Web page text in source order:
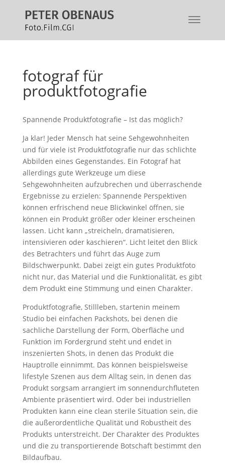
fotograf für
produktfotografie
Spannende Produktfotografie – Ist das möglich?
Ja klar! Jeder Mensch hat seine Sehgewohnheiten
und für viele ist Produktfotografie nur das schlichte
Abbilden eines Gegenstandes. Ein Fotograf hat
allerdings gute Werkzeuge um diese
Sehgewohnheiten aufzubrechen und überraschende
Ergebnisse zu erzielen: Spannende Perspektiven
können erfrischend neue Blickwinkel öffnen, sie
können ein Produkt größer oder kleiner erscheinen
lassen. Licht kann „streicheln, dramatisieren,
intensivieren oder kaschieren“. Licht leitet den Blick
des Betrachters und führt das Auge zum
Bildschwerpunkt. Dabei zeigt ein gutes Produktfoto
nicht nur, das Material und die Funktionalität, es gibt
dem Produkt eine Stimmung und einen Charakter.
Produktfotografie, Stillleben, startenin meinem
Studio bei einfachen Packshots, bei denen die
sachliche Darstellung der Form, Oberfläche und
Funktion im Fordergrund steht und endet in
inszenierten Shots, in denen das Produkt die
Hauptrolle einnimmt. Das können beispielsweise
lifestyle Szenen aus dem Alltag sein, in denen das
Produkt sorgsam arrangiert im sonnendurchfluteten
Ambiente präsentiert wird. Oder bei industriellen
Produkten kann eine clean sterile Situation sein, die
die außerordentliche Qualität und Robustheit des
Produkts unterstreicht. Der Charakter des Produktes
und die zu transportierende Botschaft bestimmt den
Bildaufbau.